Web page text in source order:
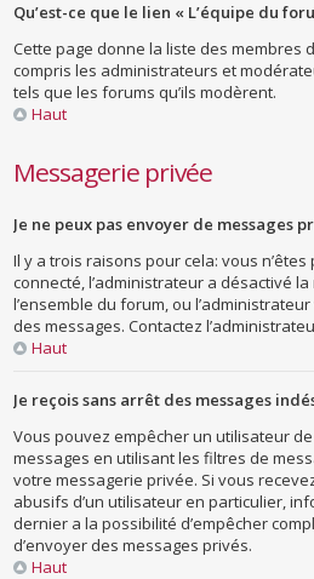
Qu’est-ce que le lien « L’équipe du
Cette page donne la liste des membres
compris les administrateurs et
tels que les forums qu’ils modèrent.
Haut
Messagerie privée
Je ne peux pas envoyer de messages
Il y a trois raisons pour cela: vous
connecté, l’administrateur a désactivé
l’ensemble du forum, ou
des messages. Contactez
Haut
Je reçois sans arrêt des messages
Vous pouvez empêcher un utilisateur
messages en utilisant les filtres de
votre messagerie privée. Si vous
abusifs d’un utilisateur en particulier,
dernier a la possibilité d’empêcher
d’envoyer des messages privés.
Haut